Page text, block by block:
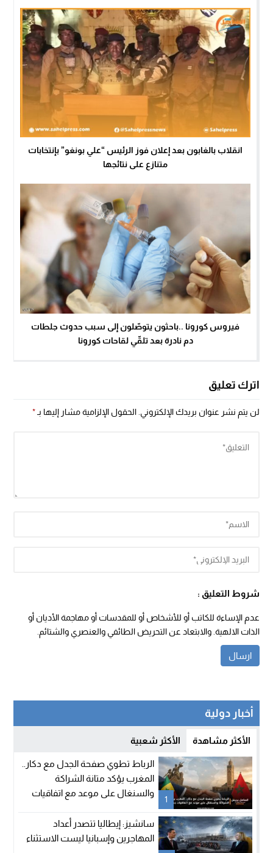
انقلاب بالغابون بعد إعلان فوز الرئيس “علي بونغو” بإنتخابات
متنازع على نتائجها
فيروس كورونا ..باحثون يتوصّلون إلى سبب حدوث جلطات
دم نادرة بعد تلقّي لقاحات كورونا
اترك تعليق
لن يتم نشر عنوان بريدك الإلكتروني. الحقول الإلزامية مشار إليها بـ*
شروط التعليق :
عدم الإساءة للكاتب أو للأشخاص أو للمقدسات أو مهاجمة الأديان أو
الذات الالهية. والابتعاد عن التحريض الطائفي والعنصري والشتائم.
أخبار دولية
الأكثر مشاهدة الأكثر شعبية
1
الرباط تطوي صفحة الجدل مع دكار..
المغرب يؤكد متانة الشراكة
والسنغال على موعد مع اتفاقيات
سانشيز: إيطاليا تتصدر أعداد
المهاجرين وإسبانيا ليست الاستثناء